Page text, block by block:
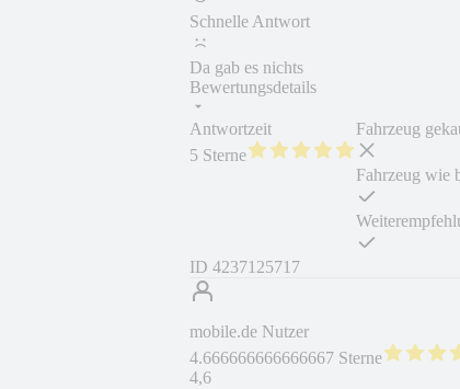
Schnelle Antwort
Da gab es nichts
Bewertungsdetails
Antwortzeit
5 Sterne
Fahrzeug
Fahrzeug wie
ID 4237125717
mobile.de Nutzer
4.666666666666667 Sterne
4,6